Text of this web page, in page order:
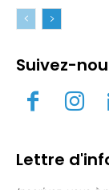
Suivez-
Lettre